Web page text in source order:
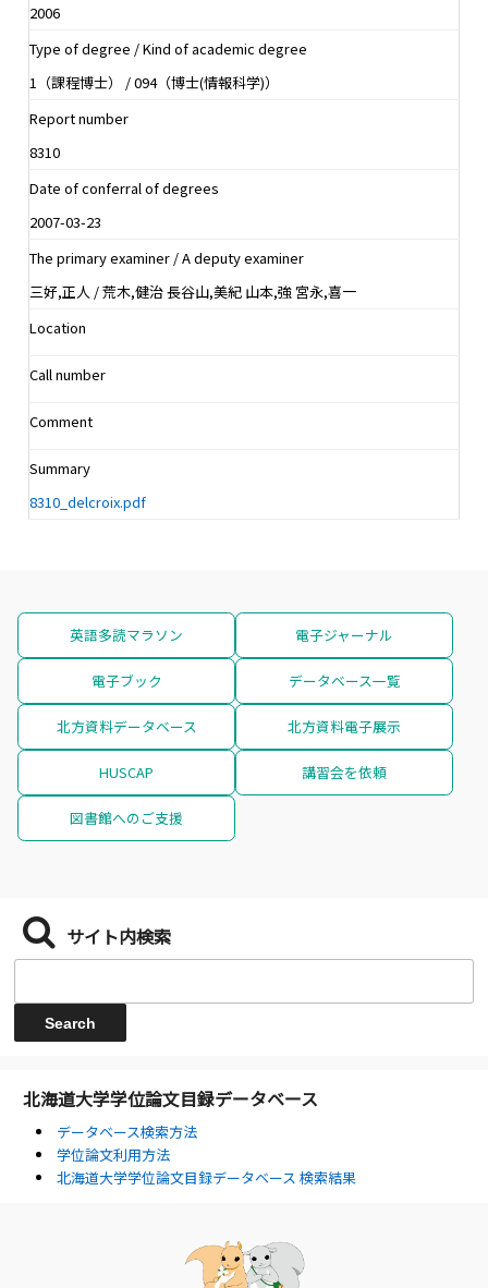
2006
Type of degree / Kind of academic degree
1（課程博士） / 094（博士(情報科学)）
Report number
8310
Date of conferral of degrees
2007-03-23
The primary examiner / A deputy examiner
三好,正人 / 荒木,健治 長谷山,美紀 山本,強 宮永,喜一
Location
Call number
Comment
Summary
8310_delcroix.pdf
英語多読マラソン 電子ジャーナル
電子ブック データベース一覧
北方資料データベース 北方資料電子展示
HUSCAP 講習会を依頼
図書館へのご支援
サイト内検索
北海道大学学位論文目録データベース
データベース検索方法
学位論文利用方法
北海道大学学位論文目録データベース 検索結果